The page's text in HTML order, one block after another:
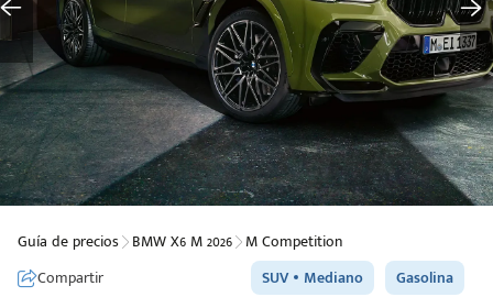
Guía de precios BMW X6 M 2026 M Competition
Compartir
SUV Mediano Gasolina